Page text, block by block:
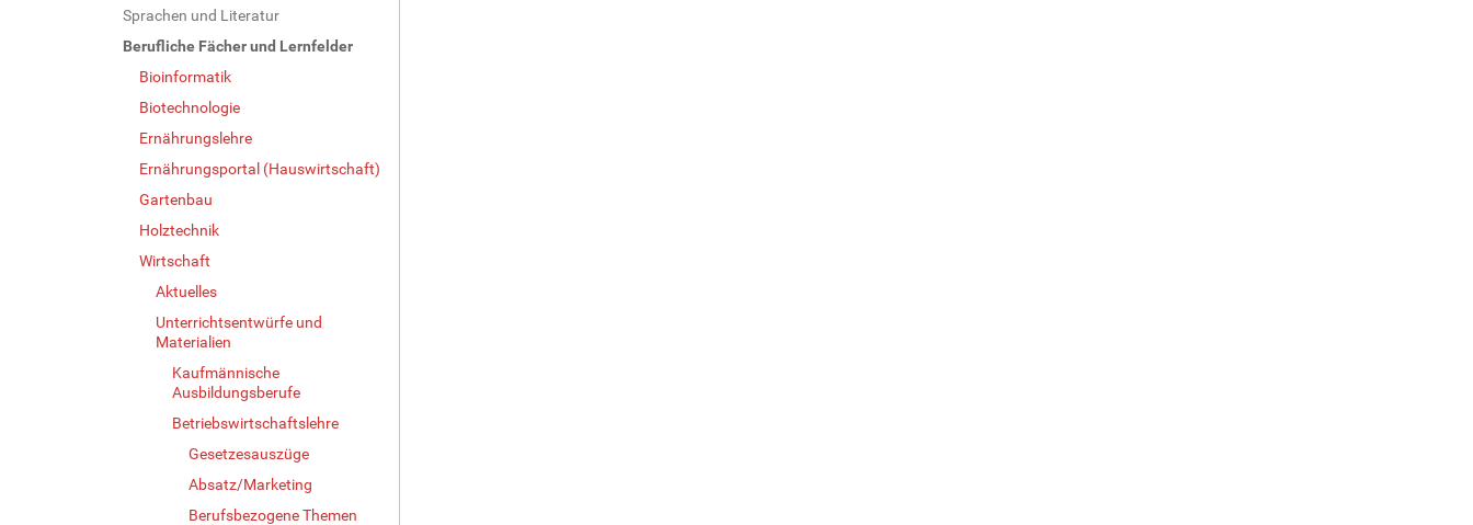
Sprachen und Literatur
Berufliche Fächer und Lernfelder
Bioinformatik
Biotechnologie
Ernährungslehre
Ernährungsportal (Hauswirtschaft)
Gartenbau
Holztechnik
Wirtschaft
Aktuelles
Unterrichtsentwürfe und
Materialien
Kaufmännische
Ausbildungsberufe
Betriebswirtschaftslehre
Gesetzesauszüge
Absatz/Marketing
Berufsbezogene Themen